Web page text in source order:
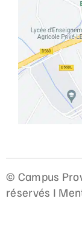
© Campus
réservés I